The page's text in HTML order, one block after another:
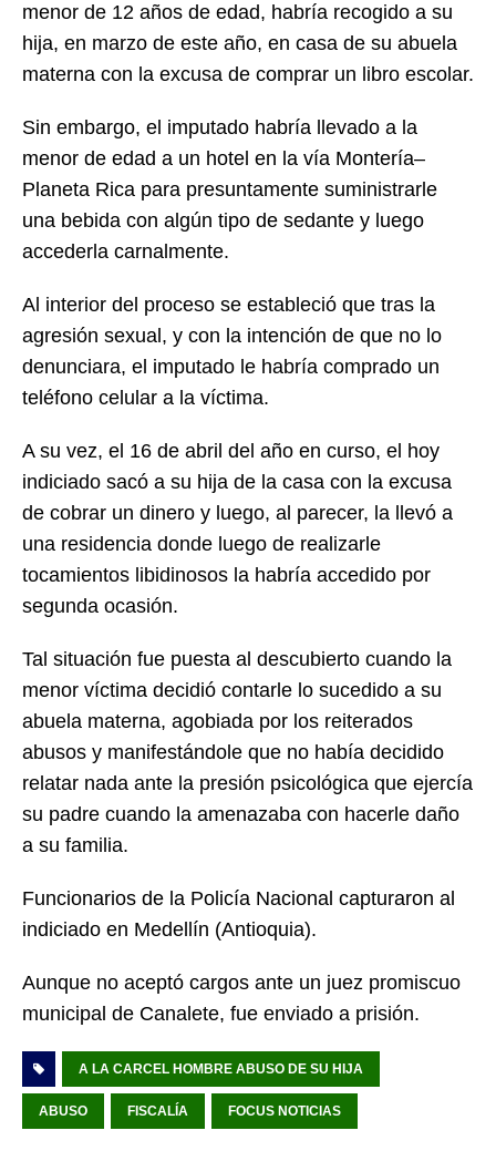
menor de 12 años de edad, habría recogido a su
hija, en marzo de este año, en casa de su abuela
materna con la excusa de comprar un libro escolar.
Sin embargo, el imputado habría llevado a la
menor de edad a un hotel en la vía Montería–
Planeta Rica para presuntamente suministrarle
una bebida con algún tipo de sedante y luego
accederla carnalmente.
Al interior del proceso se estableció que tras la
agresión sexual, y con la intención de que no lo
denunciara, el imputado le habría comprado un
teléfono celular a la víctima.
A su vez, el 16 de abril del año en curso, el hoy
indiciado sacó a su hija de la casa con la excusa
de cobrar un dinero y luego, al parecer, la llevó a
una residencia donde luego de realizarle
tocamientos libidinosos la habría accedido por
segunda ocasión.
Tal situación fue puesta al descubierto cuando la
menor víctima decidió contarle lo sucedido a su
abuela materna, agobiada por los reiterados
abusos y manifestándole que no había decidido
relatar nada ante la presión psicológica que ejercía
su padre cuando la amenazaba con hacerle daño
a su familia.
Funcionarios de la Policía Nacional capturaron al
indiciado en Medellín (Antioquia).
Aunque no aceptó cargos ante un juez promiscuo
municipal de Canalete, fue enviado a prisión.
A LA CARCEL HOMBRE ABUSO DE SU HIJA
ABUSO FISCALÍA FOCUS NOTICIAS